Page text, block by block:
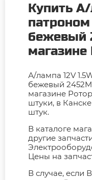
Купить А/
бежевый
магазине
А/лампа 12V
бежевый
магазине
штуки, в
штук.
В каталоге
другие
Цены на
В случае, если